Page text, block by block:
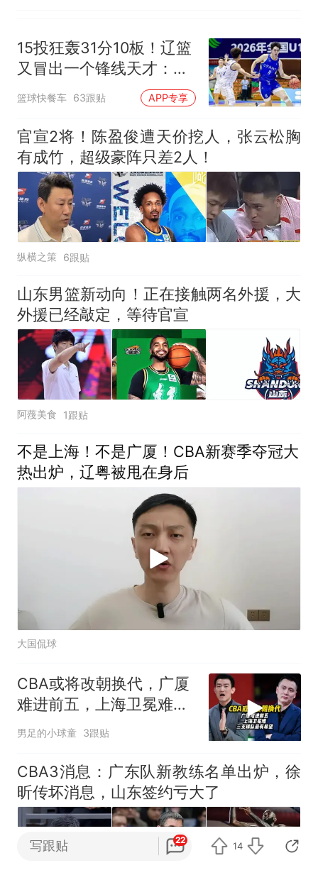
15投狂轰31分10板！辽篮
又冒出一个锋线天才：他
会是下一个张镇麟吗？
篮球快餐车 63跟贴 APP专享
官宣2将！陈盈俊遭天价挖人，张云松胸
有成竹，超级豪阵只差2人！
纵横之策 6跟贴
山东男篮新动向！正在接触两名外援，大
外援已经敲定，等待官宣
阿薎美食 1跟贴
不是上海！不是广厦！CBA新赛季夺冠大
热出炉，辽粤被甩在身后
大国侃球
CBA或将改朝换代，广厦
难进前五，上海卫冕难，
三支球队最有希望
男足的小球童 3跟贴
CBA3消息：广东队新教练名单出炉，徐
昕传坏消息，山东签约亏大了
写跟贴 22
14